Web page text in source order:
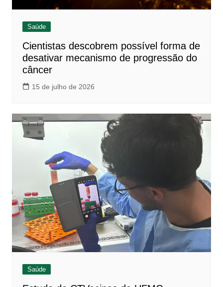
Saúde
Cientistas descobrem possível forma de
desativar mecanismo de progressão do
câncer
15 de julho de 2026
Saúde